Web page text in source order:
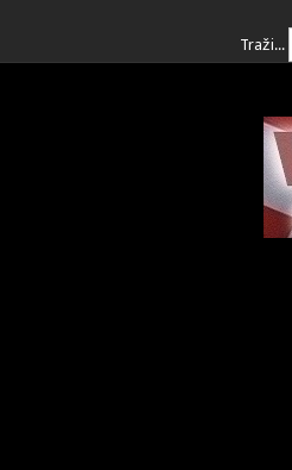
Traži...